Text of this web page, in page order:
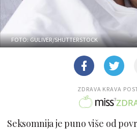
FOTO: GULIVER/SHUTTERSTOCK
ZDRAVA KRAVA
Seksomnija je puno više od